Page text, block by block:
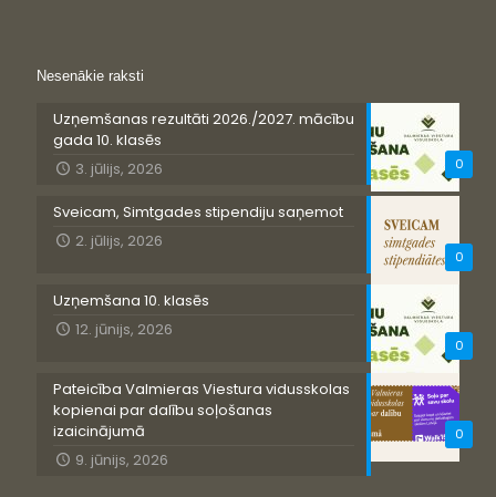
Nesenākie raksti
0
Uzņemšanas rezultāti 2026./2027. mācību
gada 10. klasēs
3. jūlijs, 2026
0
Sveicam, Simtgades stipendiju saņemot
2. jūlijs, 2026
0
Uzņemšana 10. klasēs
12. jūnijs, 2026
0
Pateicība Valmieras Viestura vidusskolas
kopienai par dalību soļošanas
izaicinājumā
9. jūnijs, 2026